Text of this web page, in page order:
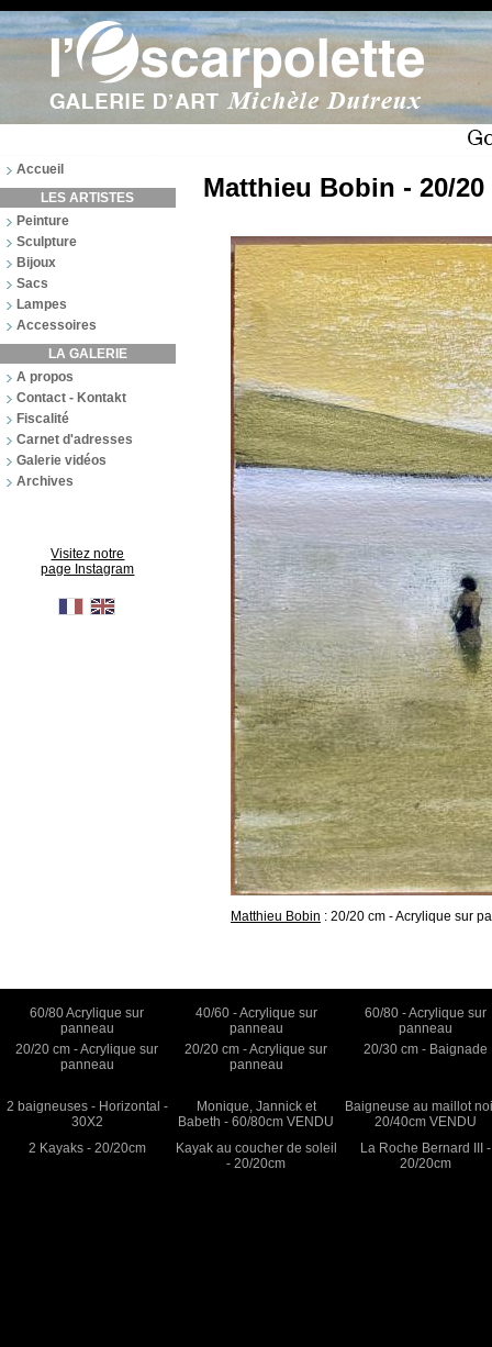
Accueil
LES ARTISTES
Peinture
Sculpture
Bijoux
Sacs
Lampes
Accessoires
LA GALERIE
A propos
Contact - Kontakt
Fiscalité
Carnet d'adresses
Galerie vidéos
Archives
Visitez notre
page Instagram
Matthieu Bobin - 20/
Matthieu Bobin : 20/20 cm - Acrylique sur
60/80 Acrylique sur
panneau
40/60 - Acrylique sur
panneau
60/80 - Acrylique sur
panneau
20/20 cm - Acrylique sur
panneau
20/20 cm - Acrylique sur
panneau
20/30 cm - Baignade
2 baigneuses - Horizontal -
30X2
Monique, Jannick et
Babeth - 60/80cm VENDU
Baigneuse au maillot
20/40cm VENDU
2 Kayaks - 20/20cm
Kayak au coucher de soleil
- 20/20cm
La Roche Bernard III -
20/20cm